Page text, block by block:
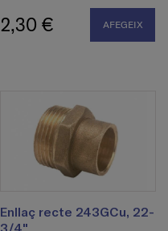
2,30 € AFEGEIX
Enllaç recte 243GCu, 22-
3/4"